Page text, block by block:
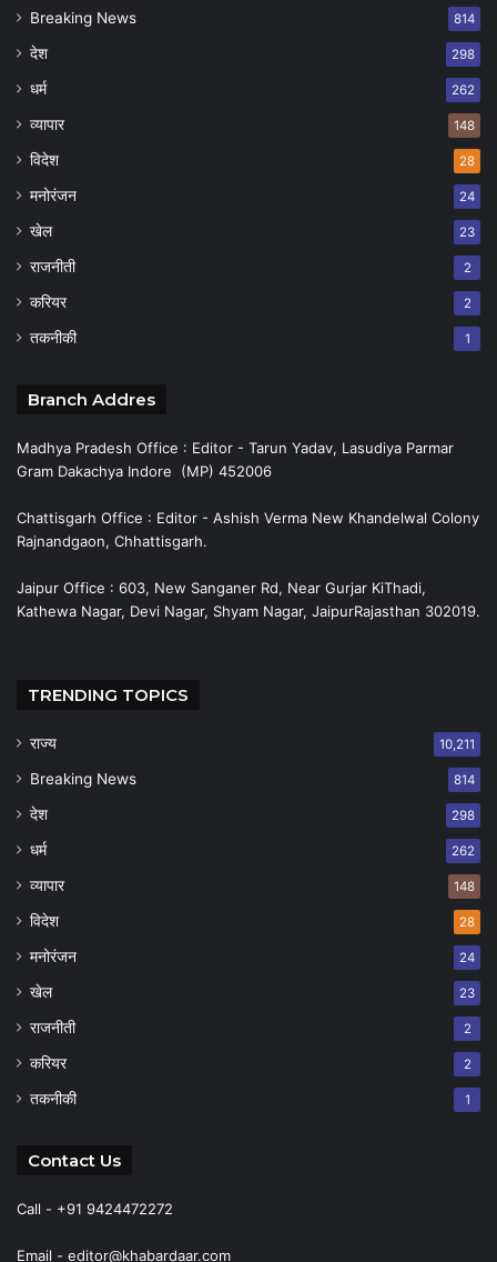
Breaking News 814
देश 298
धर्म 262
व्यापार 148
विदेश 28
मनोरंजन 24
खेल 23
राजनीती 2
करियर 2
तकनीकी 1
Branch Addres
Madhya Pradesh Office : Editor - Tarun Yadav, Lasudiya Parmar
Gram Dakachya Indore (MP) 452006
Chattisgarh Office : Editor - Ashish Verma New Khandelwal Colony
Rajnandgaon, Chhattisgarh.
Jaipur Office : 603, New Sanganer Rd, Near Gurjar KiThadi,
Kathewa Nagar, Devi Nagar, Shyam Nagar, JaipurRajasthan 302019.
TRENDING TOPICS
राज्य 10,211
Breaking News 814
देश 298
धर्म 262
व्यापार 148
विदेश 28
मनोरंजन 24
खेल 23
राजनीती 2
करियर 2
तकनीकी 1
Contact Us
Call - +91 9424472272
Email - editor@khabardaar.com